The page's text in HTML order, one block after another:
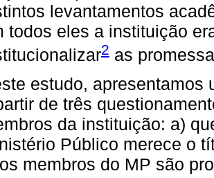
levantamentos
todos eles a instituição
2 as
estudo, apresentamos
de três
da instituição: a)
Público merece o
membros do MP são